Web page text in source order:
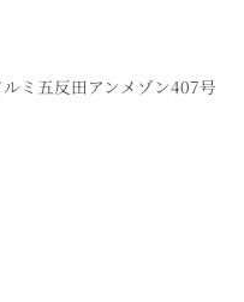
ミ五反田アンメゾン407号